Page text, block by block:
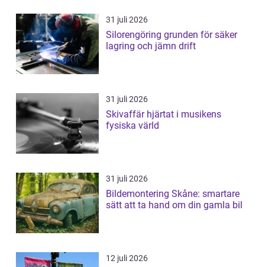
31 juli 2026
Silorengöring grunden för säker
lagring och jämn drift
31 juli 2026
Skivaffär hjärtat i musikens
fysiska värld
31 juli 2026
Bildemontering Skåne: smartare
sätt att ta hand om din gamla bil
12 juli 2026